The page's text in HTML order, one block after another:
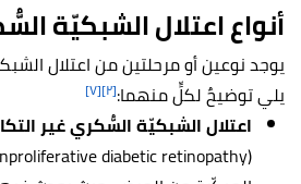
أنواع اعتلال الشبكيّة
يوجد نوعين أو مرحلتين من اعتلال
يلي توضيحٌ لكلٍّ منهما:[٢] [٧]
اعتلال الشبكيّة السُّكري غير